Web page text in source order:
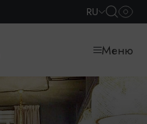
RU
Меню